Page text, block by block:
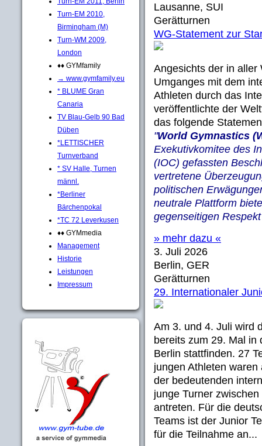
Turn-EM 2010,
Birmingham (M)
Turn-WM 2009,
London
♦♦ GYMfamily
→ www.gymfamily.eu
* BLUME Gran
Canaria
TV Blau-Gelb 90 Bad
Düben
*LETTISCHER
Turnverband
* SV Halle, Turnen
männl.
*Berliner
Bärchenpokal
*TC 72 Leverkusen
♦♦ GYMmedia
Management
Historie
Leistungen
Impressum
Lausanne, SUI
Gerätturnen
WG-Statement zur
Angesichts der in aller
Umganges mit dem
Athleten durch das
veröffentlichte der
das folgende
"World Gymnastics
Exekutivkomitee des
(IOC) gefassten
vertretene
politischen
neutrale Plattform
gegenseitigen
» mehr dazu «
3. Juli 2026
Berlin, GER
Gerätturnen
29. Internationaler
Am 3. und 4. Juli wird
bereits zum 29. Mal
Berlin stattfinden. 27
jungen Athleten
der bedeutenden
junge Turner
antreten. Für die
Teams ist der Junior
für die Teilnahme an...